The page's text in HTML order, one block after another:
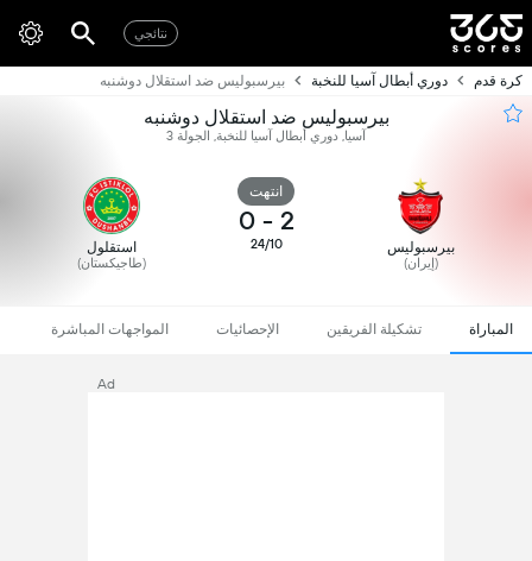
نتائجي
كرة قدم دوري أبطال آسيا للنخبة بیرسبولیس ضد استقلال دوشنبه
بیرسبولیس ضد استقلال دوشنبه
آسيا, دوري أبطال آسيا للنخبة, الجولة 3
بیرسبولیس
(إيران)
انتهت
2
-
0
24/10 استقلول
(طاجيكستان)
المباراة تشكيلة الفريقين الإحصائيات المواجهات المباشرة
Ad